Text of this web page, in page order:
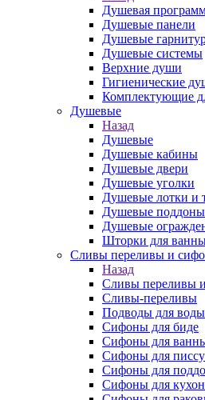
Душевая
Душевые панели
Душевые
Душевые системы
Верхние души
Гигиенические
Комплектующие
Душевые
Назад
Душевые
Душевые кабины
Душевые двери
Душевые уголки
Душевые лотки и
Душевые поддоны
Душевые
Шторки для
Сливы переливы и
Назад
Сливы переливы
Сливы-переливы
Подводы для воды
Сифоны для биде
Сифоны для
Сифоны для
Сифоны для
Сифоны для